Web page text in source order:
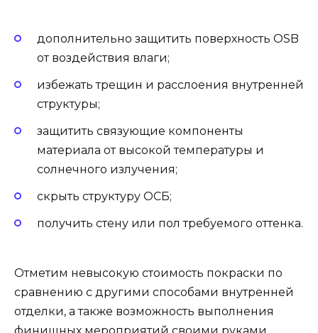
дополнительно защитить поверхность OSB
от воздействия влаги;
избежать трещин и расслоения внутренней
структуры;
защитить связующие компоненты
материала от высокой температуры и
солнечного излучения;
скрыть структуру ОСБ;
получить стену или пол требуемого оттенка.
Отметим невысокую стоимость покраски по
сравнению с другими способами внутренней
отделки, а также возможность выполнения